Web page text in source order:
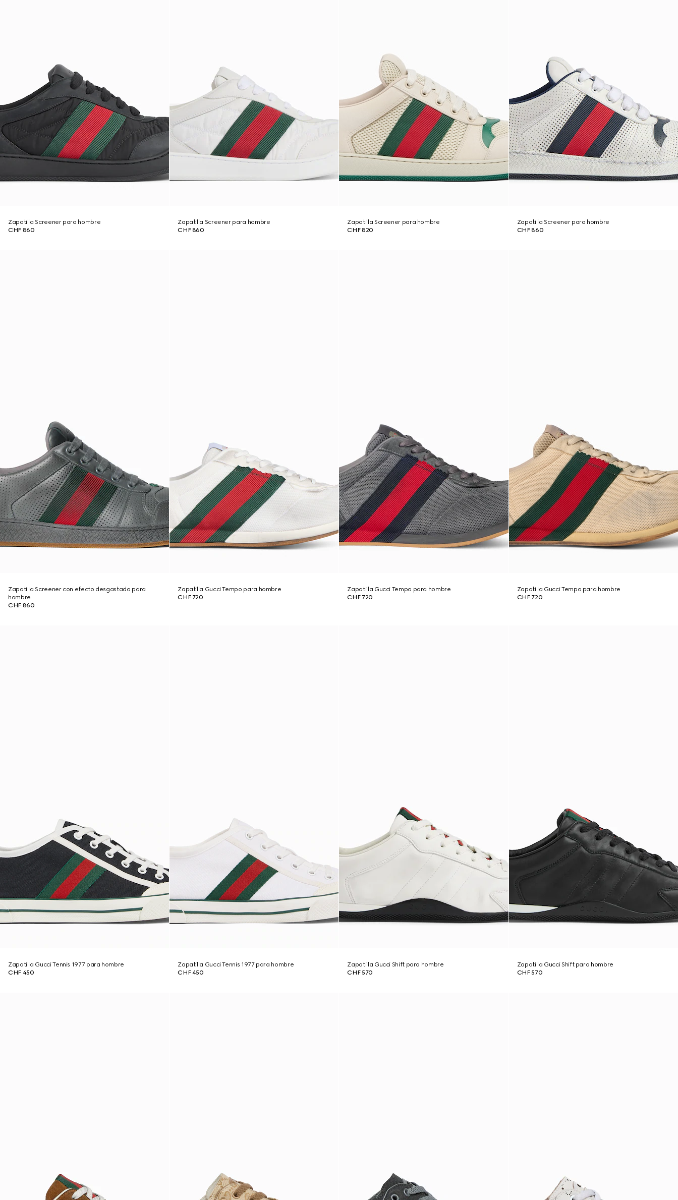
Zapatilla Screener para hombre
CHF 860
Zapatilla Screener para hombre
CHF 860
Zapatilla Screener para hombre
CHF 820
Zapatilla Screener para hombre
CHF 860
Zapatilla Screener con efecto desgastado para
hombre
CHF 860
Zapatilla Gucci Tempo para hombre
CHF 720
Zapatilla Gucci Tempo para hombre
CHF 720
Zapatilla Gucci Tempo para hombre
CHF 720
Zapatilla Gucci Tennis 1977 para hombre
CHF 450
Zapatilla Gucci Tennis 1977 para hombre
CHF 450
Zapatilla Gucci Shift para hombre
CHF 570
Zapatilla Gucci Shift para hombre
CHF 570